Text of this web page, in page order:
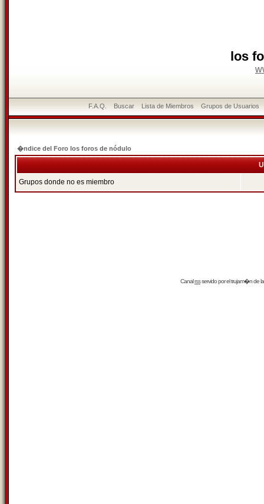
los
F.A.Q. Buscar Lista de Miembros Grupos de Usuarios
�ndice del Foro los foros de nódulo
Grupos donde no es miembro
Canalrssservido por eltrujam�nde